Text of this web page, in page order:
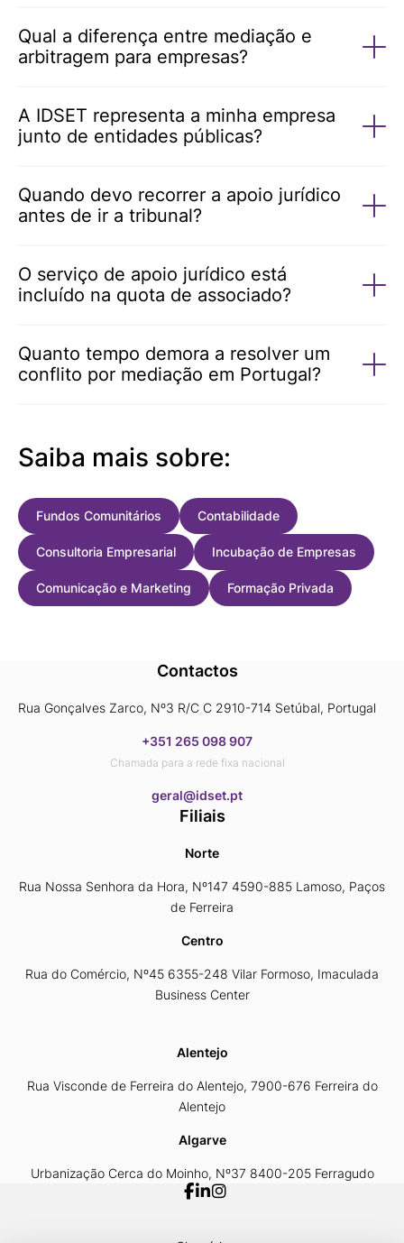
Qual a diferença entre mediação e
arbitragem para empresas?
A IDSET representa a minha empresa
junto de entidades públicas?
Quando devo recorrer a apoio jurídico
antes de ir a tribunal?
O serviço de apoio jurídico está
incluído na quota de associado?
Quanto tempo demora a resolver um
conflito por mediação em Portugal?
Saiba mais sobre:
Fundos Comunitários Contabilidade
Consultoria Empresarial Incubação de Empresas
Comunicação e Marketing Formação Privada
Contactos
Rua Gonçalves Zarco, Nº3 R/C C 2910-714 Setúbal, Portugal
+351 265 098 907
Chamada para a rede fixa nacional
​​​​​​​geral@idset.pt
Filiais
Norte
Rua Nossa Senhora da Hora, Nº147 4590-885 Lamoso, Paços
de Ferreira
Centro
Rua do Comércio, Nº45 6355-248 Vilar Formoso, Imaculada
Business Center
Alentejo
Rua Visconde de Ferreira do Alentejo, 7900-676 Ferreira do
Alentejo
Algarve
Urbanização Cerca do Moinho, Nº37 8400-205 Ferragudo